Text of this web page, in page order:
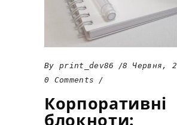
By print_dev86
8 Червня,
0 Comments
Корпоративні
блокноти: